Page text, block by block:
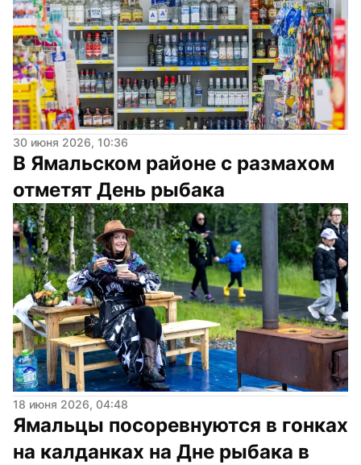
30 июня 2026, 10:36
В Ямальском районе с размахом
отметят День рыбака
18 июня 2026, 04:48
Ямальцы посоревнуются в гонках
на калданках на Дне рыбака в